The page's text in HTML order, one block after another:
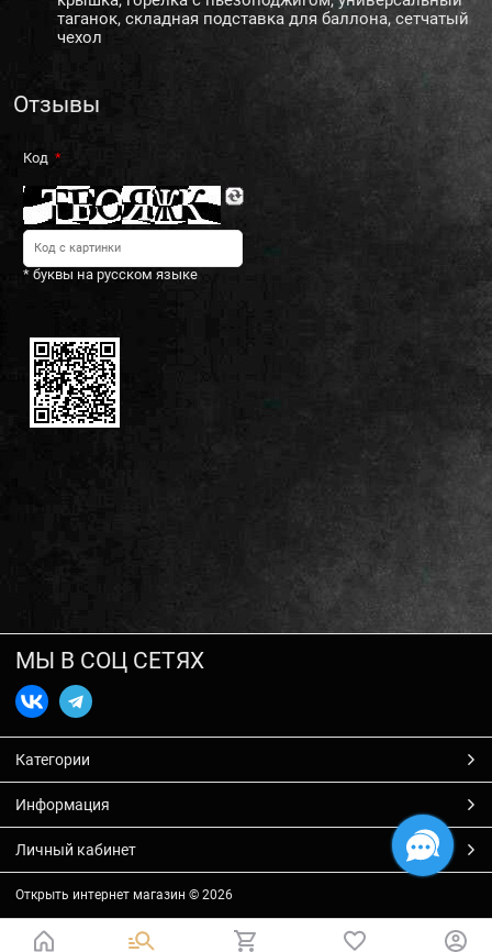
таганок, складная подставка для баллона, сетчатый
чехол
Отзывы
Код
* буквы на русском языке
МЫ В СОЦ СЕТЯХ
Категории
Информация
Личный кабинет
Открыть интернет магазин © 2026